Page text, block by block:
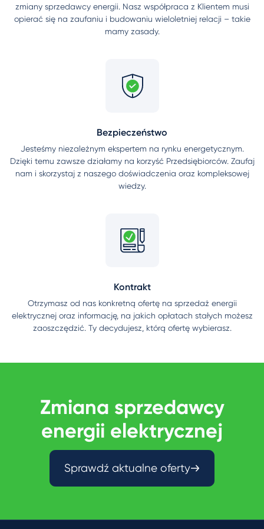
zmiany sprzedawcy energii. Nasz współpraca z Klientem musi
opierać się na zaufaniu i budowaniu wieloletniej relacji – takie
mamy zasady.
Bezpieczeństwo
Jesteśmy niezależnym ekspertem na rynku energetycznym.
Dzięki temu zawsze działamy na korzyść Przedsiębiorców. Zaufaj
nam i skorzystaj z naszego doświadczenia oraz kompleksowej
wiedzy.
Kontrakt
Otrzymasz od nas konkretną ofertę na sprzedaż energii
elektrycznej oraz informację, na jakich opłatach stałych możesz
zaoszczędzić. Ty decydujesz, którą ofertę wybierasz.
Zmiana sprzedawcy
energii elektrycznej
Sprawdź aktualne oferty